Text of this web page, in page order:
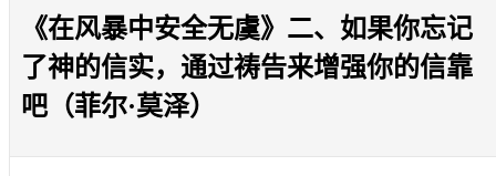
《在风暴中安全无虞》二、如果你忘记
了神的信实，通过祷告来增强你的信靠
吧（菲尔·莫泽）